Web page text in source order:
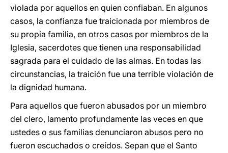
violada por aquellos en quien confiaban. En algunos
casos, la confianza fue traicionada por miembros de
su propia familia, en otros casos por miembros de la
Iglesia, sacerdotes que tienen una responsabilidad
sagrada para el cuidado de las almas. En todas las
circunstancias, la traición fue una terrible violación de
la dignidad humana.
Para aquellos que fueron abusados por un miembro
del clero, lamento profundamente las veces en que
ustedes o sus familias denunciaron abusos pero no
fueron escuchados o creídos. Sepan que el Santo